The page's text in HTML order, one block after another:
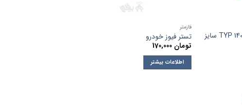
فازمتر کرافت گریپ مدل TYP 140-2K سایز
فازمتر
تستر فیوز خودرو
تومان 170,000
اطلاعات بیشتر